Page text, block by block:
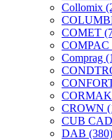
Collomix
COMET
Comprag
CORMAK
CROWN
CUB
DAB (380)